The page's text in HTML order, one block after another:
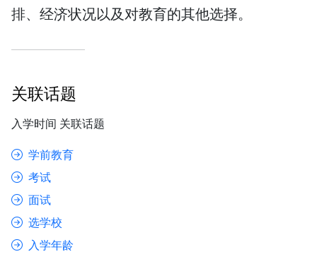
排、经济状况以及对教育的其他选择。
关联话题
入学时间 关联话题
学前教育
考试
面试
选学校
入学年龄